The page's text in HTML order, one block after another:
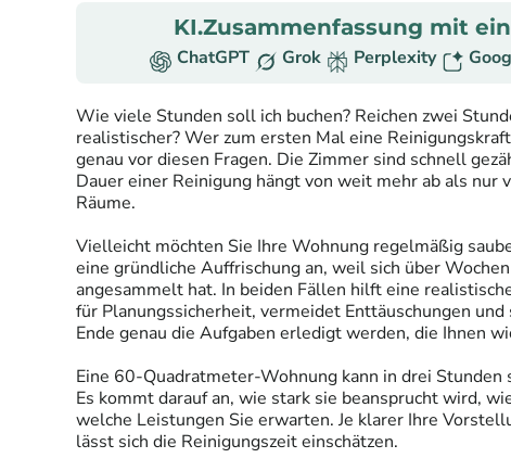
KI.Zusammenfassung mit
ChatGPT Grok Perplexity
Wie viele Stunden soll ich buchen? Reichen zwei
realistischer? Wer zum ersten Mal eine
genau vor diesen Fragen. Die Zimmer sind schnell
Dauer einer Reinigung hängt von weit mehr ab als nur
Räume.
Vielleicht möchten Sie Ihre Wohnung regelmäßig
eine gründliche Auffrischung an, weil sich über
angesammelt hat. In beiden Fällen hilft eine
für Planungssicherheit, vermeidet Enttäuschungen
Ende genau die Aufgaben erledigt werden, die Ihnen
Eine 60-Quadratmeter-Wohnung kann in drei Stunden
Es kommt darauf an, wie stark sie beansprucht wird,
welche Leistungen Sie erwarten. Je klarer Ihre
lässt sich die Reinigungszeit einschätzen.